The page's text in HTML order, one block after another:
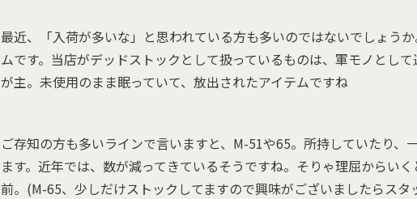
最近、「入荷が多いな」と思われている方も多いのではないでしょう
ムです。当店がデッドストックとして扱っているものは、軍モノとし
が主。未使用のまま眠っていて、放出されたアイテムですね
ご存知の方も多いラインで言いますと、M-51や65。所持していたり、
ます。近年では、数が減ってきているそうですね。そりゃ理屈からい
前。(M-65、少しだけストックしてますので興味がございましたらスタ